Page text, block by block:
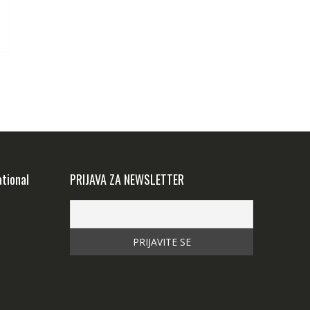
PRIJAVA ZA NEWSLETTER